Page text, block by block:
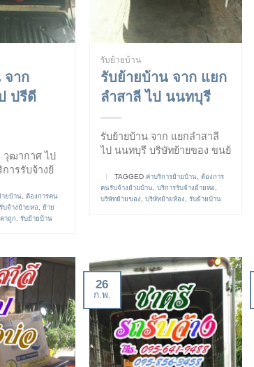
จาก
ปรีดี
วุฒากาศ ไป
ารรับจ้างย้
ายบ้าน, ต้องการคน
บจ้างย้ายหอ, ย้าย
าถูก, รับย้ายบ้าน
รับย้ายบ้าน
รับย้ายบ้าน จาก แยก
ลำสาลี ไป นนทบุรี
รับย้ายบ้าน จาก แยกลำสาลี
ไป นนทบุรี บริษัทย้ายของ ขนย้
| TAGGED ค่าบริการย้ายบ้าน, ต้องการ
คนรับจ้างย้ายบ้าน, บริการรับจ้างย้ายหอ,
บริษัทย้ายของ, บริษัทย้ายห้อง, รับย้ายบ้าน
26
ก.พ.